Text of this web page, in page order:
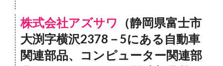
株式会社アズサワ
（静岡県富士市
大渕字横沢2378－5にある自動車
関連部品、コンピューター関連部